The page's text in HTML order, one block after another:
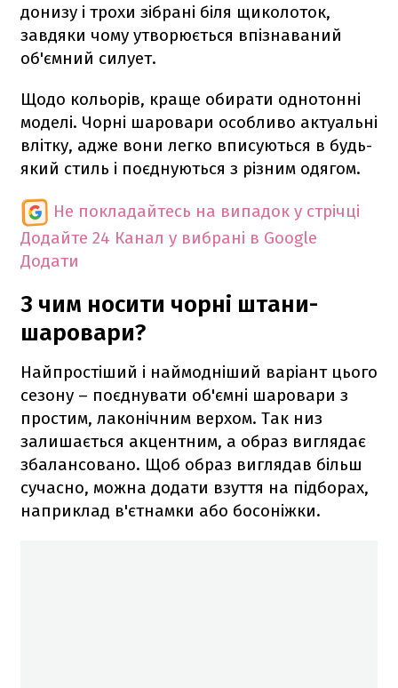
донизу і трохи зібрані біля щиколоток,
завдяки чому утворюється впізнаваний
об'ємний силует.
Щодо кольорів, краще обирати однотонні
моделі. Чорні шаровари особливо актуальні
влітку, адже вони легко вписуються в будь-
який стиль і поєднуються з різним одягом.
Не покладайтесь на випадок у стрічці
Додайте 24 Канал у вибрані в Google
Додати
З чим носити чорні штани-
шаровари?
Найпростіший і наймодніший варіант цього
сезону – поєднувати об'ємні шаровари з
простим, лаконічним верхом. Так низ
залишається акцентним, а образ виглядає
збалансовано. Щоб образ виглядав більш
сучасно, можна додати взуття на підборах,
наприклад в'єтнамки або босоніжки.